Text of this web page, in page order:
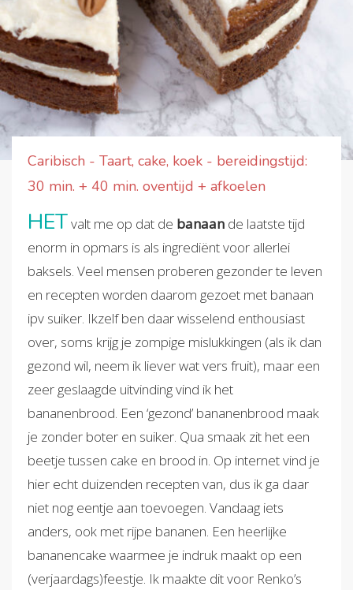
Caribisch - Taart, cake, koek - bereidingstijd:
30 min. + 40 min. oventijd + afkoelen
HETvalt me op dat de banaan de laatste tijd
enorm in opmars is als ingrediënt voor allerlei
baksels. Veel mensen proberen gezonder te leven
en recepten worden daarom gezoet met banaan
ipv suiker. Ikzelf ben daar wisselend enthousiast
over, soms krijg je zompige mislukkingen (als ik dan
gezond wil, neem ik liever wat vers fruit), maar een
zeer geslaagde uitvinding vind ik het
bananenbrood. Een ‘gezond’ bananenbrood maak
je zonder boter en suiker. Qua smaak zit het een
beetje tussen cake en brood in. Op internet vind je
hier echt duizenden recepten van, dus ik ga daar
niet nog eentje aan toevoegen. Vandaag iets
anders, ook met rijpe bananen. Een heerlijke
bananencake waarmee je indruk maakt op een
(verjaardags)feestje. Ik maakte dit voor Renko’s